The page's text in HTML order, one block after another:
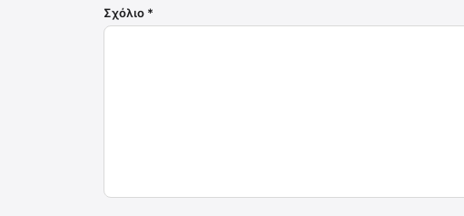
Σχόλιο *